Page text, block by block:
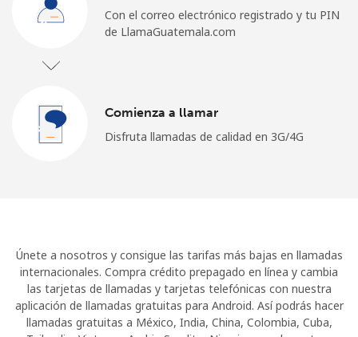
Con el correo electrónico registrado y tu PIN
de LlamaGuatemala.com
Comienza a llamar
Disfruta llamadas de calidad en 3G/4G
Únete a nosotros y consigue las tarifas más bajas en llamadas
internacionales. Compra crédito prepagado en línea y cambia
las tarjetas de llamadas y tarjetas telefónicas con nuestra
aplicación de llamadas gratuitas para Android. Así podrás hacer
llamadas gratuitas a México, India, China, Colombia, Cuba,